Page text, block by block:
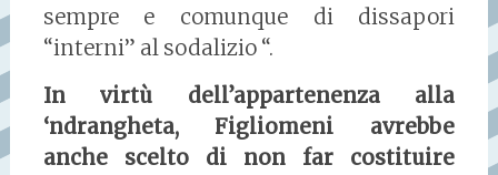
sempre e comunque di dissapori
“interni” al sodalizio “.
In virtù dell’appartenenza alla
‘ndrangheta, Figliomeni avrebbe
anche scelto di non far costituire